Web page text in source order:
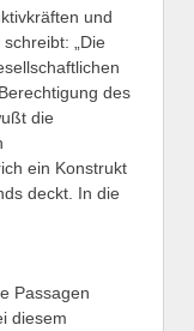
und
„Die
des
die
ein Konstrukt
deckt. In die
Passagen
diesem